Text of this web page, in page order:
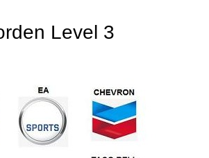
Level 3